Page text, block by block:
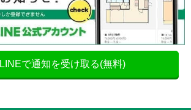
LINEで通知を受け取る(無料)